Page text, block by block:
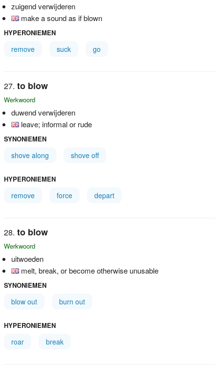
zuigend verwijderen
make a sound as if blown
HYPERONIEMEN
remove suck go
to blow
Werkwoord
duwend verwijderen
leave; informal or rude
SYNONIEMEN
shove along shove off
HYPERONIEMEN
remove force depart
to blow
Werkwoord
uitwoeden
melt, break, or become otherwise unusable
SYNONIEMEN
blow out burn out
HYPERONIEMEN
roar break